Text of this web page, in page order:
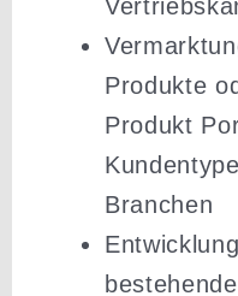
Produkte
Produkt
Branchen